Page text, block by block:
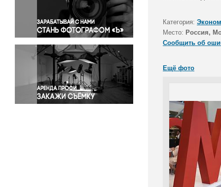
Правосудие
Происшествия и конфликты
Религия
Светская жизнь
Спорт
Экология
Экономика и бизнес
Категория:
Место: Россия,
Сообщить об
Ещё фото